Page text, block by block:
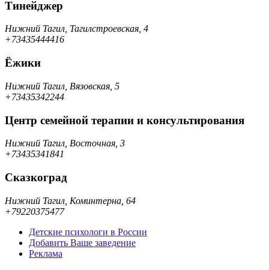
Тинейджер
Нижний Тагил, Тагилстроевская, 4
+73435444416
Ёжики
Нижний Тагил, Вязовская, 5
+73435342244
Центр семейной терапии и консультирования
Нижний Тагил, Восточная, 3
+73435341841
Сказкоград
Нижний Тагил, Коминтерна, 64
+79220375477
Детские психологи в России
Добавить Ваше заведение
Реклама